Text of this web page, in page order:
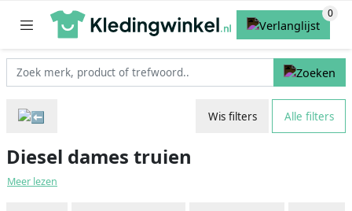
Wis filters Alle filters
Diesel dames truien
Meer lezen